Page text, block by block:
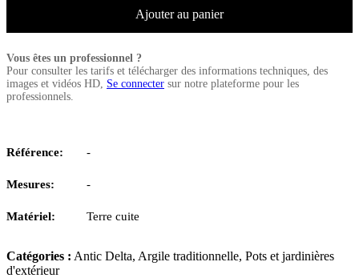
Ajouter au panier
Vous êtes un professionnel ?
Pour consulter les tarifs et télécharger des informations techniques, des
images et vidéos HD, Se connecter sur notre plateforme pour les
professionnels.
Référence: -
Mesures: -
Matériel: Terre cuite
Catégories : Antic Delta, Argile traditionnelle, Pots et jardinières
d'extérieur